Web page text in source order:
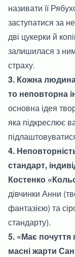
називати її
заступатися за
дві цукерки й
залишилася з
страху.
3. Кожна
то неповторна
основна ідея
яка підкреслює
4.
стандарт,
Костенко
дівчинки Анни
фантазією) та
стандарту).
5. «Має почуття
масні жарти